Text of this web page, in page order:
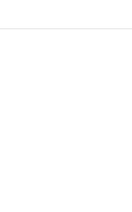
konten